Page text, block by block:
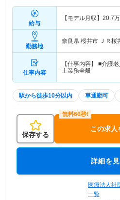
給与
【モデル月収】 20.7
勤務地
奈良県 桜井市 ＪＲ桜
仕事内容
【仕事内容】 ■介護
士業務全般
駅から徒歩10分以内 車通勤可
保存する
この求人
詳細を
医療法人
一覧